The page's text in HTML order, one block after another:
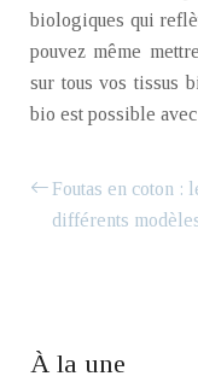
biologiques qui
pouvez même
sur tous vos tissus
bio est possible
Foutas en coton :
différents
À la une